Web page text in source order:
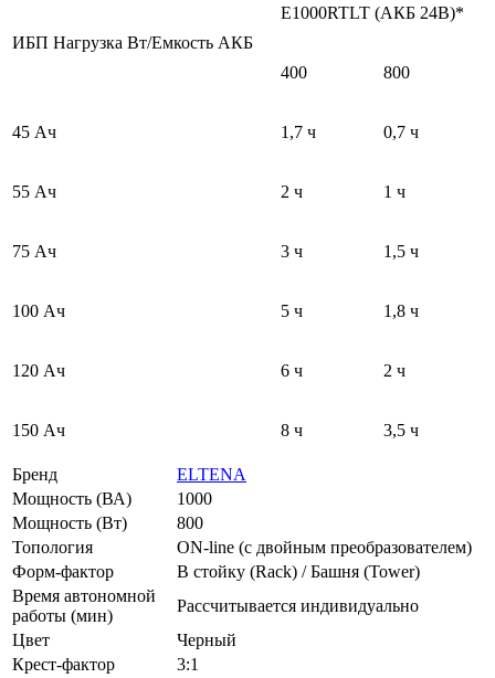
ИБП Нагрузка Вт/Емкость АКБ
E1000RTLT (АКБ 24В)*
400 800
45 Ач 1,7 ч 0,7 ч
55 Ач 2 ч 1 ч
75 Ач 3 ч 1,5 ч
100 Ач 5 ч 1,8 ч
120 Ач 6 ч 2 ч
150 Ач 8 ч 3,5 ч
Бренд
ELTENA
Мощность (ВА)
1000
Мощность (Вт)
800
Топология
ON-line (с двойным преобразователем)
Форм-фактор
В стойку (Rack) / Башня (Tower)
Время автономной
работы (мин)
Рассчитывается индивидуально
Цвет
Черный
Крест-фактор
3:1